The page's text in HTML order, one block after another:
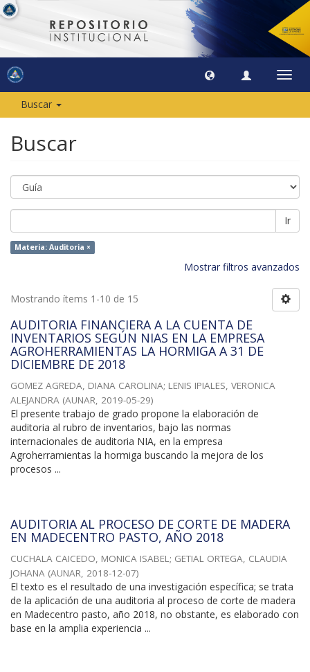
Buscar
Buscar
Ir
Materia: Auditoria ×
Mostrar filtros avanzados
Mostrando ítems 1-10 de 15
AUDITORIA FINANCIERA A LA CUENTA DE
INVENTARIOS SEGÚN NIAS EN LA EMPRESA
AGROHERRAMIENTAS LA HORMIGA A 31 DE
DICIEMBRE DE 2018
GOMEZ AGREDA, DIANA CAROLINA; LENIS IPIALES, VERONICA
ALEJANDRA (AUNAR, 2019-05-29)
El presente trabajo de grado propone la elaboración de
auditoria al rubro de inventarios, bajo las normas
internacionales de auditoria NIA, en la empresa
Agroherramientas la hormiga buscando la mejora de los
procesos ...
AUDITORIA AL PROCESO DE CORTE DE MADERA
EN MADECENTRO PASTO, AÑO 2018
CUCHALA CAICEDO, MONICA ISABEL; GETIAL ORTEGA, CLAUDIA
JOHANA (AUNAR, 2018-12-07)
El texto es el resultado de una investigación específica; se trata
de la aplicación de una auditoria al proceso de corte de madera
en Madecentro pasto, año 2018, no obstante, es elaborado con
base en la amplia experiencia ...